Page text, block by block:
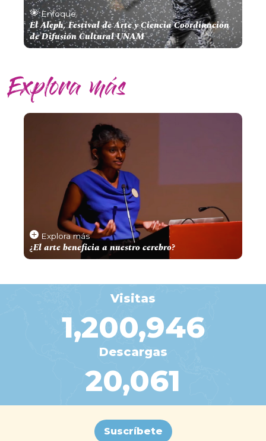
Enfoque
El Aleph, Festival de Arte y Ciencia​ Coordinación
de Difusión Cultural UNAM
Explora más
¿El arte beneficia a nuestro cerebro?
Visitas
1,200,946
Descargas
20,061
Suscríbete